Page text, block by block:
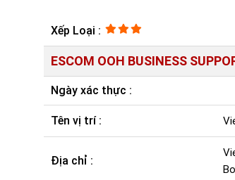
Xếp Loại :
ESCOM OOH BUSINESS
Ngày xác thực :
Tên vị trí :
Địa chỉ :